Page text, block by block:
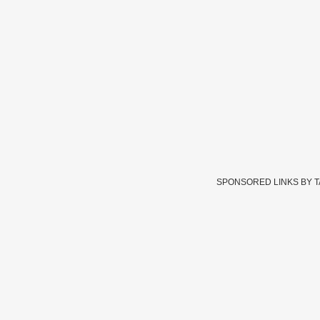
SPONSORED LINKS BY